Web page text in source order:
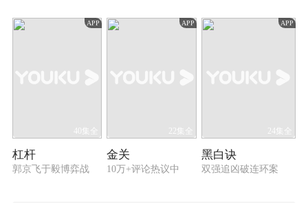
APP
40集全
杠杆
郭京飞于毅博弈战
APP
22集全
金关
10万+评论热议中
APP
24集全
黑白诀
双强追凶破连环案